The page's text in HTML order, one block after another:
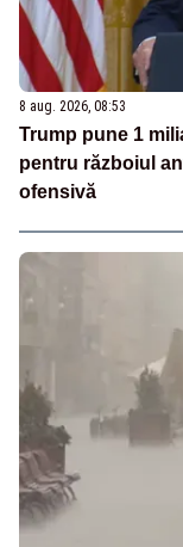
8 aug. 2026, 08:53
Trump pune 1
pentru războiul
ofensivă